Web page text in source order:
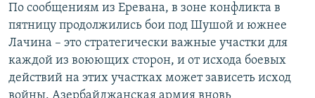
По сообщениям из Еревана, в зоне конфликта в
пятницу продолжились бои под Шушой и южнее
Лачина – это стратегически важные участки для
каждой из воюющих сторон, и от исхода боевых
действий на этих участках может зависеть исход